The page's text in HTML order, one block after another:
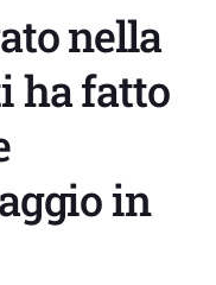
nella
ha fatto
in